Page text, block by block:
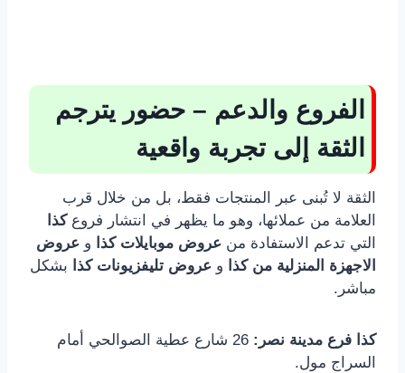
الفروع والدعم – حضور يترجم
الثقة إلى تجربة واقعية
الثقة لا تُبنى عبر المنتجات فقط، بل من خلال قرب
العلامة من عملائها، وهو ما يظهر في انتشار فروعكذا
التي تدعم الاستفادة من عروض موبايلات كذا و عروض
الاجهزة المنزلية من كذا
و عروض تليفزيونات كذا
بشكل
مباشر.
كذا فرع مدينة نصر:
26 شارع عطية الصوالحي أمام
السراج مول.